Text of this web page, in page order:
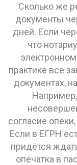
Сколько же
документы
дней. Если
что
практике всё
документах,
согласие
Если в ЕГРН
придётся
опечатка в